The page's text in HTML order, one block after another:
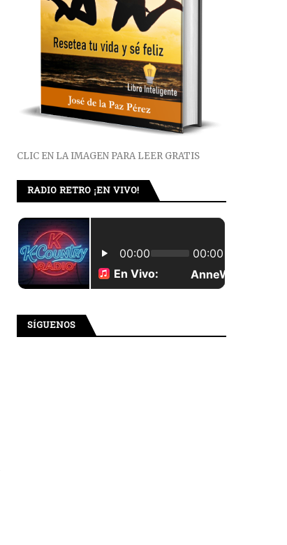
CLIC EN LA IMAGEN PARA LEER GRATIS
RADIO RETRO ¡EN VIVO!
SÍGUENOS